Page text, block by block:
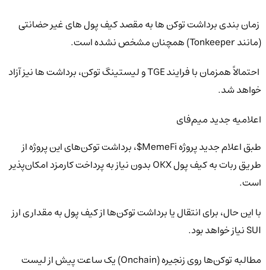
زمان بندی برداشت توکن ها به مقصد کیف پول های غیر حضانتی
(مانند Tonkeeper) همچنان مشخص نشده است.
احتمالاً همزمان با فرایند TGE و لیستینگ توکن، برداشت ها نیز آزاد
خواهد شد.
اعلامیه جدید میم‌فای
طبق اعلام جدید پروژه MemeFi$، برداشت توکن‌های این پروژه از
طریق ربات به کیف پول OKX بدون نیاز به پرداخت کارمزد امکان‌پذیر
است.
با این حال، برای انتقال یا برداشت توکن‌ها از کیف پول به مقداری ارز
SUI نیاز خواهد بود.
مطالبه توکن‌ها روی زنجیره (Onchain) یک ساعت پیش از لیست